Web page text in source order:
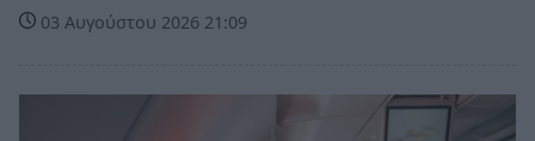
03 Αυγούστου 2026 21:09